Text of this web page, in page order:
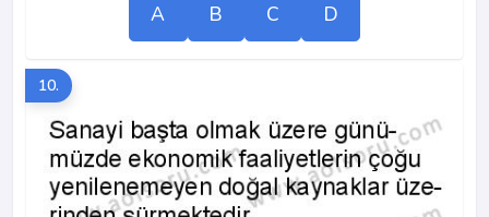
A B C D
10.